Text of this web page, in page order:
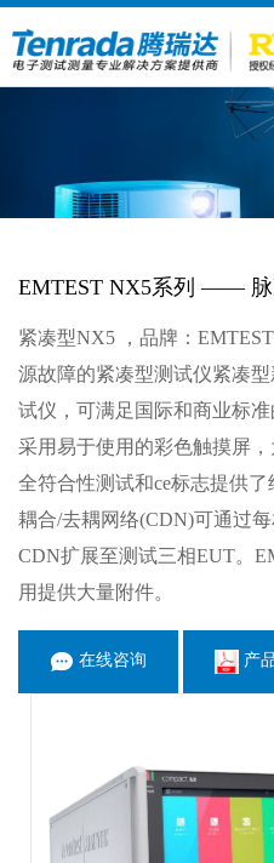
EMTEST NX5系列 ——
紧凑型NX5 ，品牌：
源故障的紧凑型测试仪紧凑
试仪，可满足国际和商业标
采用易于使用的彩色触摸屏
全符合性测试和ce标志提供
耦合/去耦网络(CDN)可通过
CDN扩展至测试三相EUT。
用提供大量附件。
在线咨询 产